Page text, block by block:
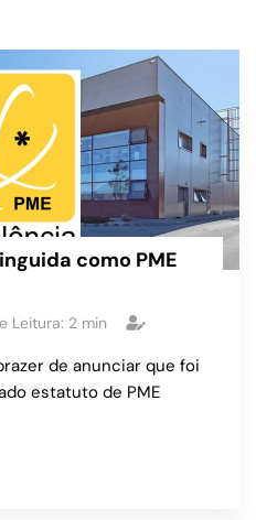
como PME
Leitura: 2 min
de anunciar que foi
estatuto de PME